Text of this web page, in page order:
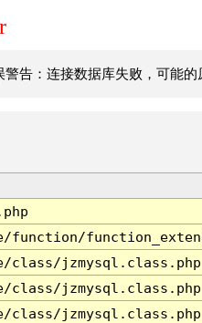
警告：连接数据库失败，可能
function/
class/jzmysql.class.php
class/jzmysql.class.php
class/jzmysql.class.php